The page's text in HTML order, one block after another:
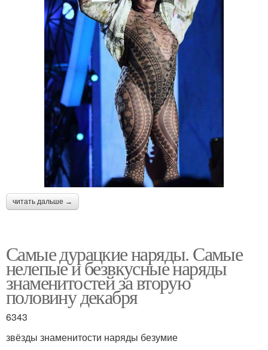
читать дальше →
Самые дурацкие наряды. Самые
нелепые и безвкусные наряды
знаменитостей за вторую
половину декабря
6343
звёзды знаменитости наряды безумие